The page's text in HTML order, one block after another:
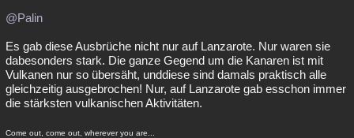
@Palin
Es gab diese Ausbrüche nicht nur auf Lanzarote. Nur waren sie
dabesonders stark. Die ganze Gegend um die Kanaren ist mit
Vulkanen nur so übersäht, unddiese sind damals praktisch alle
gleichzeitig ausgebrochen! Nur, auf Lanzarote gab esschon immer
die stärksten vulkanischen Aktivitäten.
Come out, come out, wherever you are...